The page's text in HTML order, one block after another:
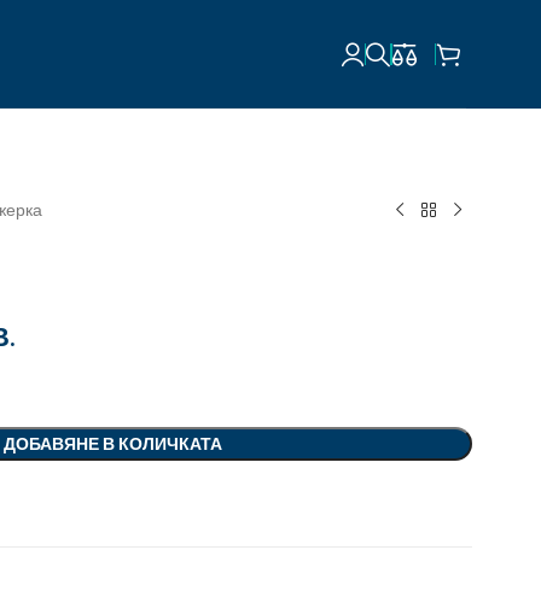
ДОБАВЯНЕ В КОЛИЧКАТА